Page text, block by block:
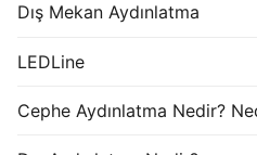
Dış Mekan Aydınlatma
LEDLine
Cephe Aydınlatma Nedir?